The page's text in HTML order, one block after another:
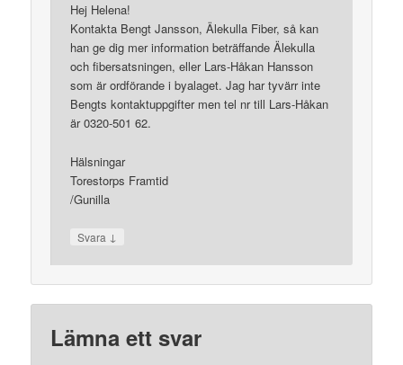
Hej Helena!
Kontakta Bengt Jansson, Älekulla Fiber, så kan
han ge dig mer information beträffande Älekulla
och fibersatsningen, eller Lars-Håkan Hansson
som är ordförande i byalaget. Jag har tyvärr inte
Bengts kontaktuppgifter men tel nr till Lars-Håkan
är 0320-501 62.
Hälsningar
Torestorps Framtid
/Gunilla
Svara ↓
Lämna ett svar